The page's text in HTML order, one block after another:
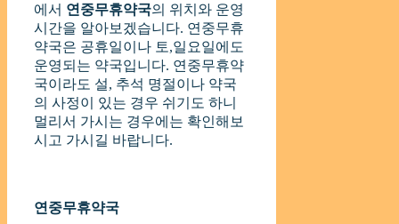
에서 연중무휴약국의 위치와 운영
시간을 알아보겠습니다. 연중무휴
약국은 공휴일이나 토,일요일에도
운영되는 약국입니다. 연중무휴약
국이라도 설, 추석 명절이나 약국
의 사정이 있는 경우 쉬기도 하니
멀리서 가시는 경우에는 확인해보
시고 가시길 바랍니다.
연중무휴약국